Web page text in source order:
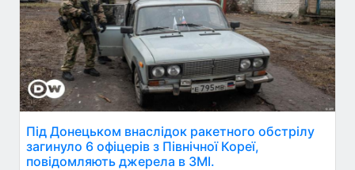
Під Донецьком внаслідок ракетного обстрілу
загинуло 6 офіцерів з Північної Кореї,
повідомляють джерела в ЗМІ.